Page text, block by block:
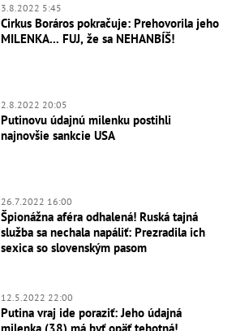
3.8.2022 5:45
Cirkus Boráros pokračuje: Prehovorila jeho
MILENKA... FUJ, že sa NEHANBÍŠ!
2.8.2022 20:05
Putinovu údajnú milenku postihli
najnovšie sankcie USA
26.7.2022 16:00
Špionážna aféra odhalená! Ruská tajná
služba sa nechala napáliť: Prezradila ich
sexica so slovenským pasom
12.5.2022 22:00
Putina vraj ide poraziť: Jeho údajná